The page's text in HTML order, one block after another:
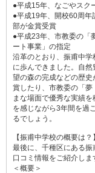
●平成15年、なごやスク
●平成19年、開校60周年
部が金賞受賞
●平成23年、市教委の「
ート事業」の指定
沿革のとおり、振甫中
に歩んできました。自
望の森の完成などの歴
賞したり、市教委の「
まな場面で優秀な実績
を感じながら3年間を過
るでしょう。
【振甫中学校の概要は？】
最後に、千種区にある
口コミ情報をご紹介しま
＜概要＞